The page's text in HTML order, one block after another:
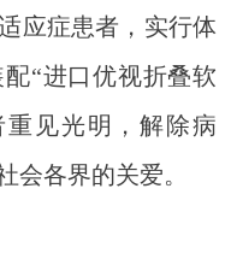
应症患者，实行体
“进口优视折叠软
见光明，解除病
会各界的关爱。